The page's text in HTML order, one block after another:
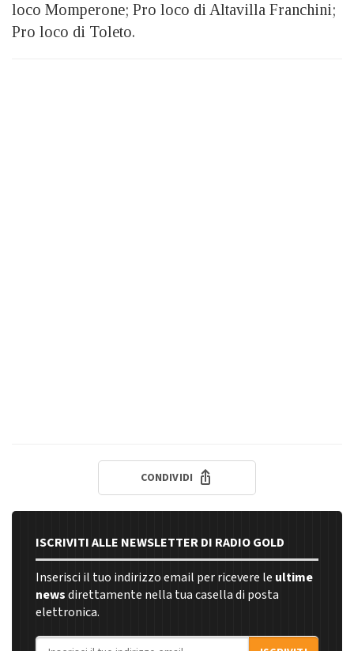
loco Momperone; Pro loco di Altavilla Franchini;
Pro loco di Toleto.
CONDIVIDI
ISCRIVITI ALLE NEWSLETTER DI RADIO GOLD
Inserisci il tuo indirizzo email per ricevere le ultime
newsdirettamente nella tua casella di posta
elettronica.
Indirizzo email